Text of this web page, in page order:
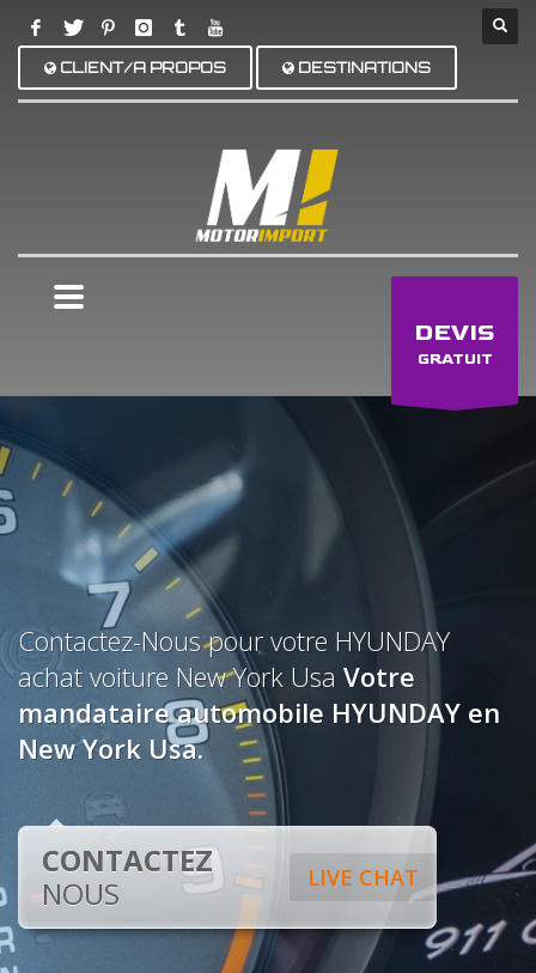
CLIENT/A PROPOS DESTINATIONS
DEVIS
GRATUIT
Contactez-Nous pour votre HYUNDAY
achat voiture New York Usa Votre
mandataire automobile HYUNDAY en
New York Usa.
LIVE CHAT
CONTACTEZ
NOUS